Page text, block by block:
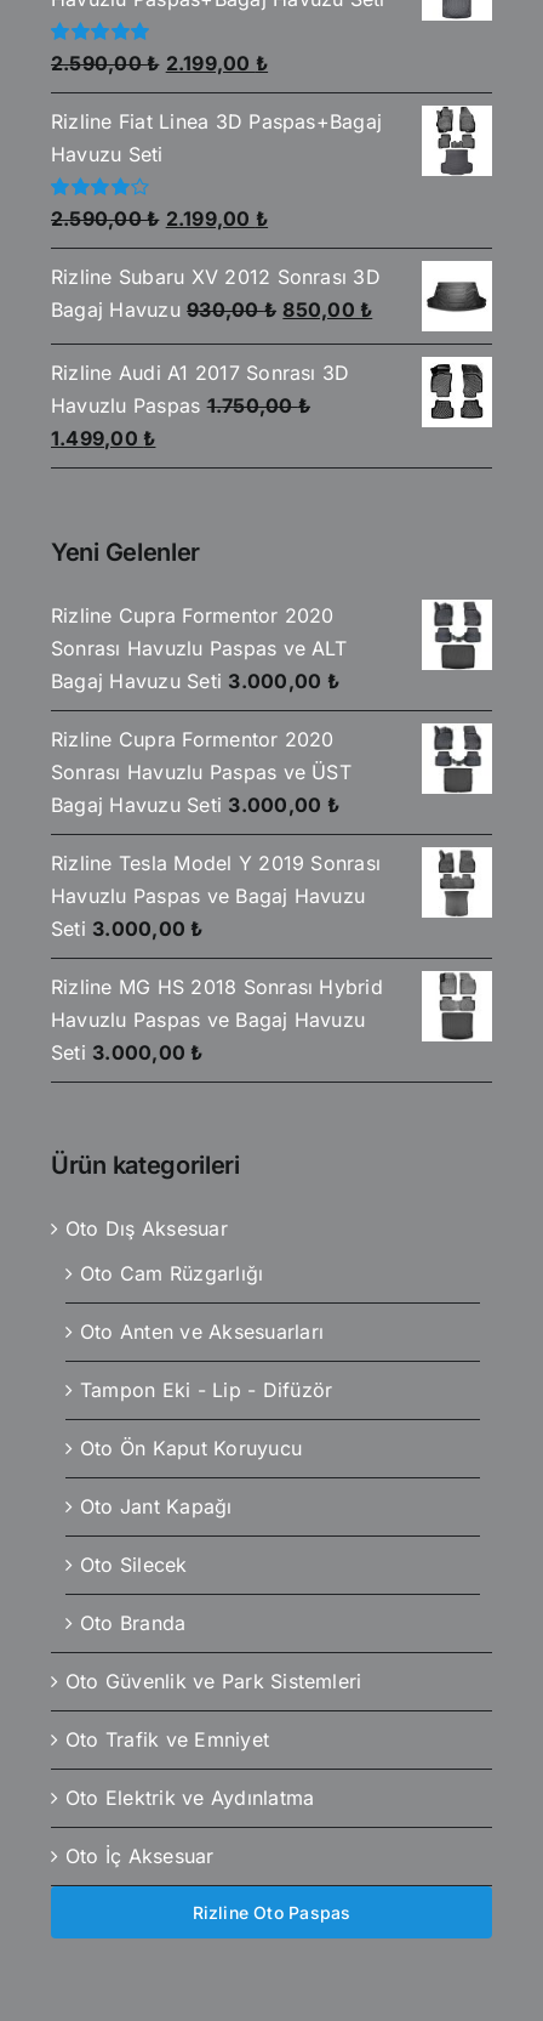
5
üzerinden
5.00oy aldı
2.590,00₺ Orijinal
fiyat:
2.590,00 ₺.
2.199,00 ₺Şu
andaki
fiyat:
Rizline Fiat Linea 3D Paspas+Bagaj
Havuzu Seti
5
üzerinden
4.00oy
aldı
2.590,00₺ Orijinal
fiyat:
2.590,00 ₺.
2.199,00 ₺Şu
andaki
fiyat:
2.199,00 ₺.
Rizline Subaru XV 2012 Sonrası 3D
Bagaj Havuzu 930,00₺ Orijinal
fiyat:
930,00 ₺.
850,00 ₺Şu
andaki
850,00 ₺.
Rizline Audi A1 2017 Sonrası 3D
Havuzlu Paspas 1.750,00₺
Orijinal
fiyat:
1.499,00 ₺Şu
andaki
Yeni Gelenler
Rizline Cupra Formentor 2020
Sonrası Havuzlu Paspas ve ALT
Bagaj Havuzu Seti 3.000,00 ₺
Rizline Cupra Formentor 2020
Sonrası Havuzlu Paspas ve ÜST
Bagaj Havuzu Seti 3.000,00 ₺
Rizline Tesla Model Y 2019 Sonrası
Havuzlu Paspas ve Bagaj Havuzu
Seti 3.000,00 ₺
Rizline MG HS 2018 Sonrası Hybrid
Havuzlu Paspas ve Bagaj Havuzu
Seti 3.000,00 ₺
Ürün kategorileri
Oto Dış Aksesuar
Oto Cam Rüzgarlığı
Oto Anten ve Aksesuarları
Tampon Eki - Lip - Difüzör
Oto Ön Kaput Koruyucu
Oto Jant Kapağı
Oto Silecek
Oto Branda
Oto Güvenlik ve Park Sistemleri
Oto Trafik ve Emniyet
Oto Elektrik ve Aydınlatma
Oto İç Aksesuar
Rizline Oto Paspas